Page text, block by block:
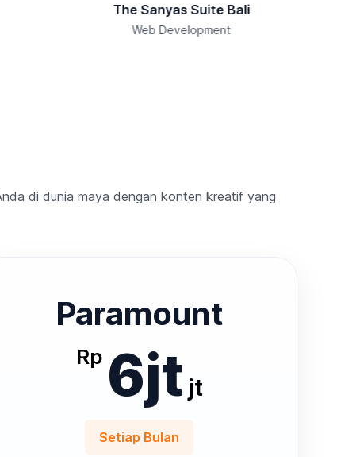
The Sanyas Suite Bali
Web Development
di dunia maya dengan konten kreatif yang
Paramount
Rp 6jt jt
Setiap Bulan